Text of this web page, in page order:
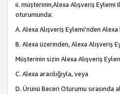
ii. müşterinin,Alexa Alışveriş
oturumunda:
A. Alexa Alışveriş Eylemi'nden
B. Alexa üzerinden, Alexa Alışveriş
Müşterinin sizin Alexa Alışveriş
C. Alexa aracılığıyla, veya
D. Ürünü Beceri Oturumu